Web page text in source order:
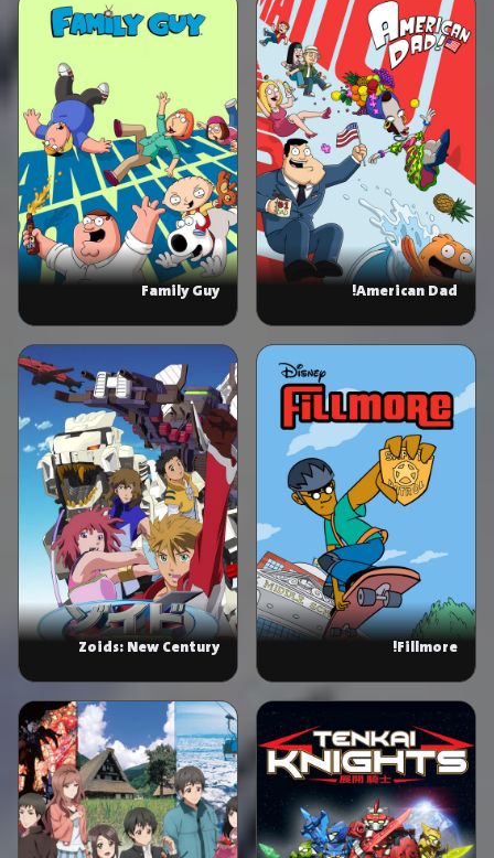
American Dad!
Family Guy
Fillmore!
Zoids: New Century